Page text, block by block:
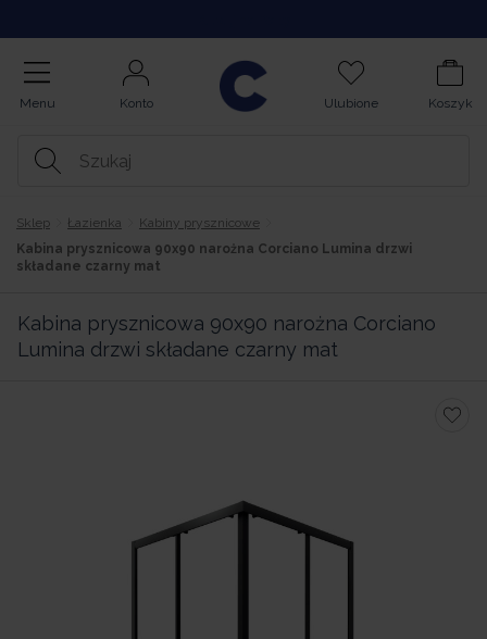
Menu Konto Ulubione Koszyk
Sklep Łazienka
Kabiny prysznicowe
Kabina prysznicowa 90x90 narożna Corciano Lumina drzwi
składane czarny mat
Kabina prysznicowa 90x90 narożna Corciano
Lumina drzwi składane czarny mat